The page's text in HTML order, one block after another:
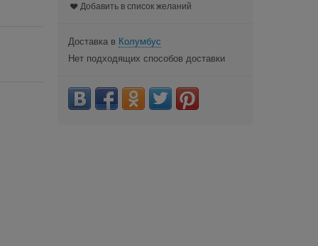
Добавить в список желаний
Доставка в Колумбус
Нет подходящих способов доставки